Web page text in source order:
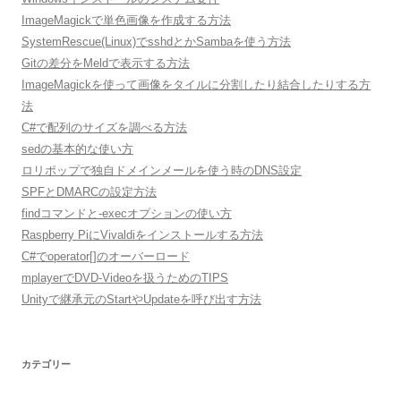
ImageMagickで単色画像を作成する方法
SystemRescue(Linux)でsshdとかSambaを使う方法
Gitの差分をMeldで表示する方法
ImageMagickを使って画像をタイルに分割したり結合したりする方
法
C#で配列のサイズを調べる方法
sedの基本的な使い方
ロリポップで独自ドメインメールを使う時のDNS設定
SPFとDMARCの設定方法
findコマンドと-execオプションの使い方
Raspberry PiにVivaldiをインストールする方法
C#でoperator[]のオーバーロード
mplayerでDVD-Videoを扱うためのTIPS
Unityで継承元のStartやUpdateを呼び出す方法
カテゴリー